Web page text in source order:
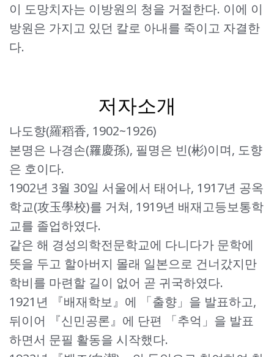
이 도망치자는 이방원의 청을 거절한다. 이에 이
방원은 가지고 있던 칼로 아내를 죽이고 자결한
다.
저자소개
나도향(羅稻香, 1902~1926)
본명은 나경손(羅慶孫), 필명은 빈(彬)이며, 도향
은 호이다.
1902년 3월 30일 서울에서 태어나, 1917년 공옥
학교(攻玉學校)를 거쳐, 1919년 배재고등보통학
교를 졸업하였다.
같은 해 경성의학전문학교에 다니다가 문학에
뜻을 두고 할아버지 몰래 일본으로 건너갔지만
학비를 마련할 길이 없어 곧 귀국하였다.
1921년 『배재학보』에 「출향」을 발표하고,
뒤이어 『신민공론』에 단편 「추억」을 발표
하면서 문필 활동을 시작했다.